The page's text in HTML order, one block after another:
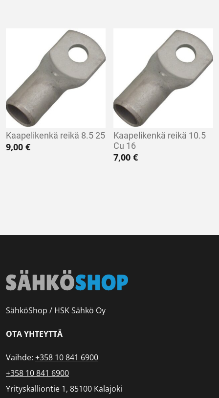
Kaapelikenkä reikä 8.5 25
9,00 €
Kaapelikenkä reikä 10.5
Cu 16
7,00€
SähköShop / HSK Sähkö Oy
OTA YHTEYTTÄ
Vaihde: +358 10 841 6900
+358 10 841 6900
Yrityskalliontie 1, 85100 Kalajoki